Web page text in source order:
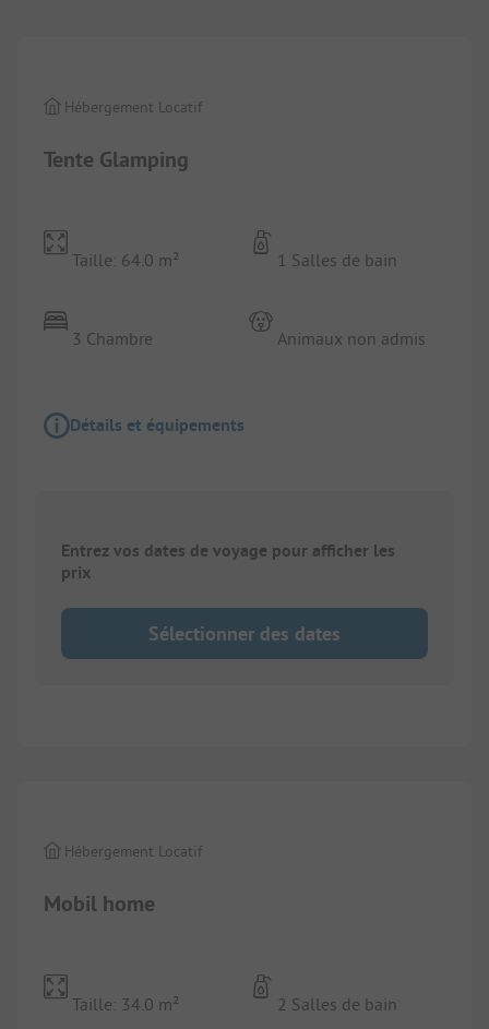
Tente Glamping
Hébergement Locatif
Taille: 64.0 m²
3 Chambre
1 Salles de bain
Animaux non admis
Détails et équipements
Entrez vos dates de voyage pour afficher les
prix
Sélectionner des dates
Mobil home
Hébergement Locatif
Taille: 34.0 m² 2 Salles de bain